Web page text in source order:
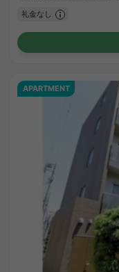
礼金なし
APARTMENT